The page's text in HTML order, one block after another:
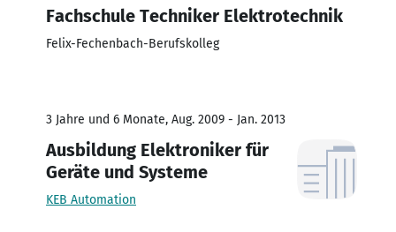
Fachschule Techniker Elektrotechnik
Felix-Fechenbach-Berufskolleg
3 Jahre und 6 Monate, Aug. 2009 - Jan. 2013
Ausbildung Elektroniker für
Geräte und Systeme
KEB Automation